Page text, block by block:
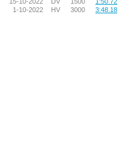
1-10-2022
HV 3000 3:48.18